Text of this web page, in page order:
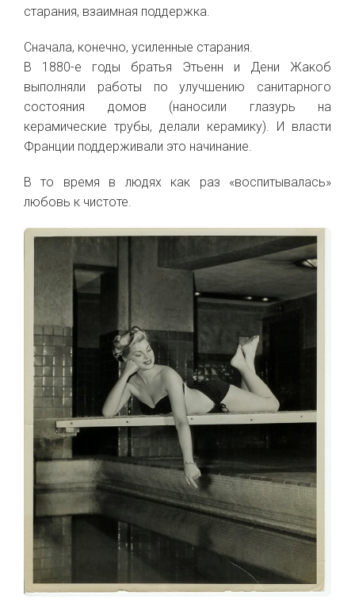
старания, взаимная поддержка.
Сначала, конечно, усиленные старания.
В 1880-е годы братья Этьенн и Дени Жакоб
выполняли работы по улучшению санитарного
состояния домов (наносили глазурь на
керамические трубы, делали керамику). И власти
Франции поддерживали это начинание.
В то время в людях как раз «воспитывалась»
любовь к чистоте.